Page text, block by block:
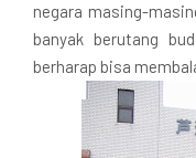
negara masing-
banyak berutang
berharap bisa